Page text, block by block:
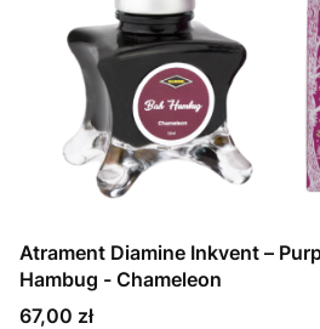
Atrament Diamine Inkvent –
Hambug - Chameleon
Cena
67,00 zł